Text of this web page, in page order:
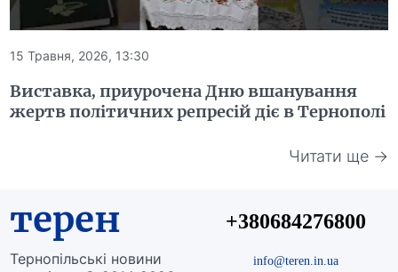
15 Травня, 2026, 13:30
Виставка, приурочена Дню вшанування
жертв політичних репресій діє в Тернополі
Читати ще →
терен
Тернопільські новини
+380684276800
info@teren.in.ua